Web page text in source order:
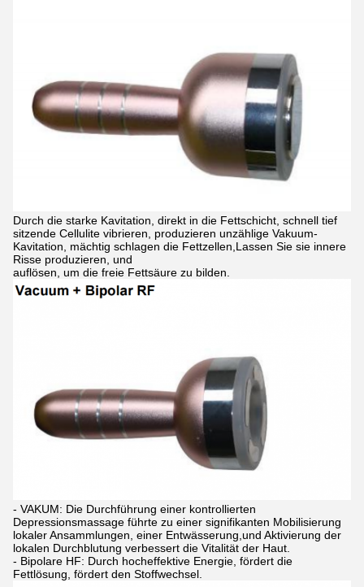
Durch die starke Kavitation, direkt in die Fettschicht, schnell tief
sitzende Cellulite vibrieren, produzieren unzählige Vakuum-
Kavitation, mächtig schlagen die Fettzellen,Lassen Sie sie innere
Risse produzieren, und
auflösen, um die freie Fettsäure zu bilden.
- VAKUM: Die Durchführung einer kontrollierten
Depressionsmassage führte zu einer signifikanten Mobilisierung
lokaler Ansammlungen, einer Entwässerung,und Aktivierung der
lokalen Durchblutung verbessert die Vitalität der Haut.
- Bipolare HF: Durch hocheffektive Energie, fördert die
Fettlösung, fördert den Stoffwechsel.